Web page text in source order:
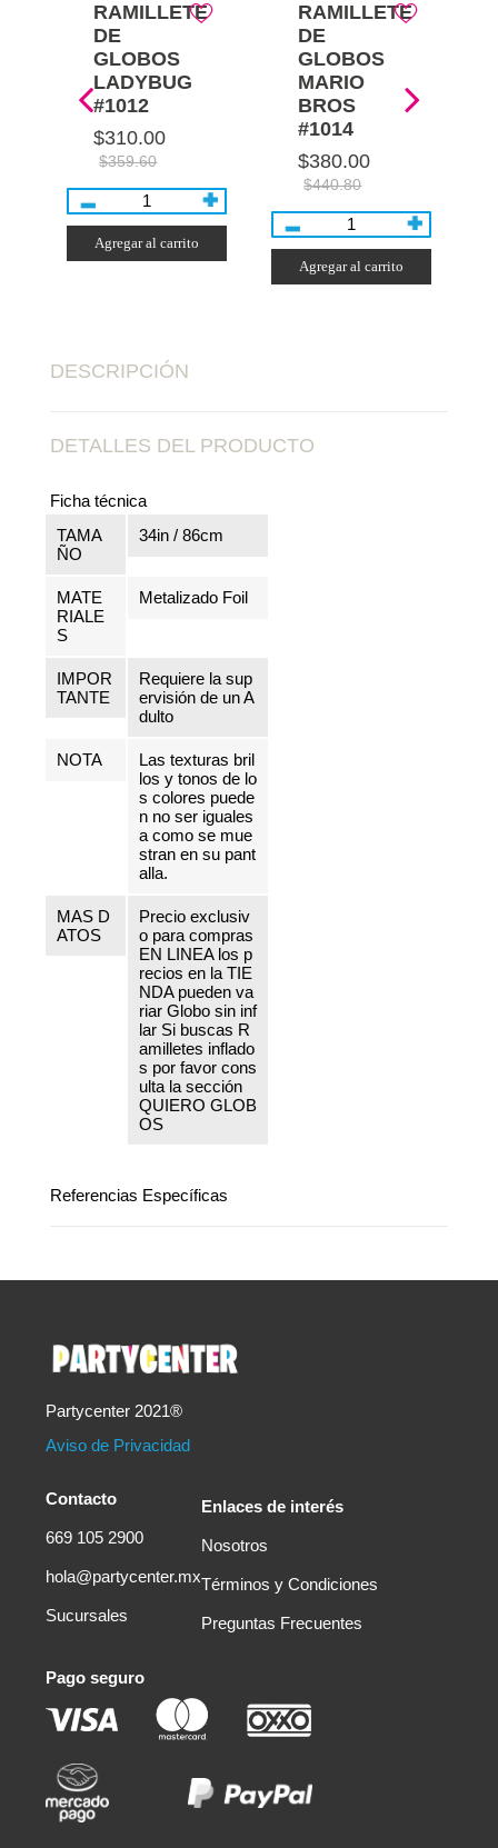
RAMILLETE
DE
GLOBOS
LADYBUG
#1012
$310.00
$359.60
Agregar al carrito
RAMILLETE
DE
GLOBOS
MARIO
BROS
#1014
$380.00
$440.80
Agregar al carrito
DESCRIPCIÓN
DETALLES DEL PRODUCTO
Ficha técnica
TAMA
ÑO
34in / 86cm
MATE
RIALE
S
Metalizado Foil
IMPOR
TANTE
Requiere la sup
ervisión de un A
dulto
NOTA
Las texturas bril
los y tonos de lo
s colores puede
n no ser iguales
a como se mue
stran en su pant
alla.
MAS D
ATOS
Precio exclusiv
o para compras
EN LINEA los p
recios en la TIE
NDA pueden va
riar Globo sin inf
lar Si buscas R
amilletes inflado
s por favor cons
ulta la sección
QUIERO GLOB
OS
Referencias Específicas
Partycenter 2021®
Aviso de Privacidad
Contacto
669 105 2900
hola@partycenter.mx
Sucursales
Enlaces de interés
Nosotros
Términos y Condiciones
Preguntas Frecuentes
Pago seguro